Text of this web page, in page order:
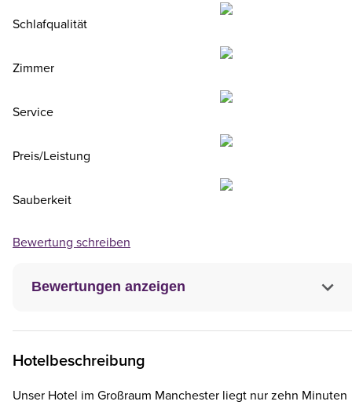
Bewertungen anzeigen
Schlafqualität
Zimmer
Service
Preis/Leistung
Sauberkeit
Bewertung schreiben
Hotelbeschreibung
Unser Hotel im Großraum Manchester liegt nur zehn Minuten